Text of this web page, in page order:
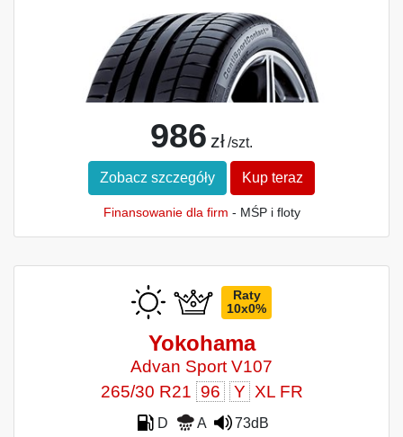
986 zł /szt.
Zobacz szczegóły Kup teraz
Finansowanie dla firm - MŚP i floty
Raty
10x0%
Yokohama
Advan Sport V107
265/30 R21 96 Y XL FR
D A 73dB